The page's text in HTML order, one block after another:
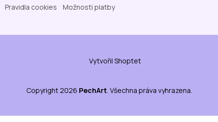
Pravidla cookies
Možnosti platby
Vytvořil Shoptet
Copyright 2026 PechArt . Všechna práva vyhrazena.